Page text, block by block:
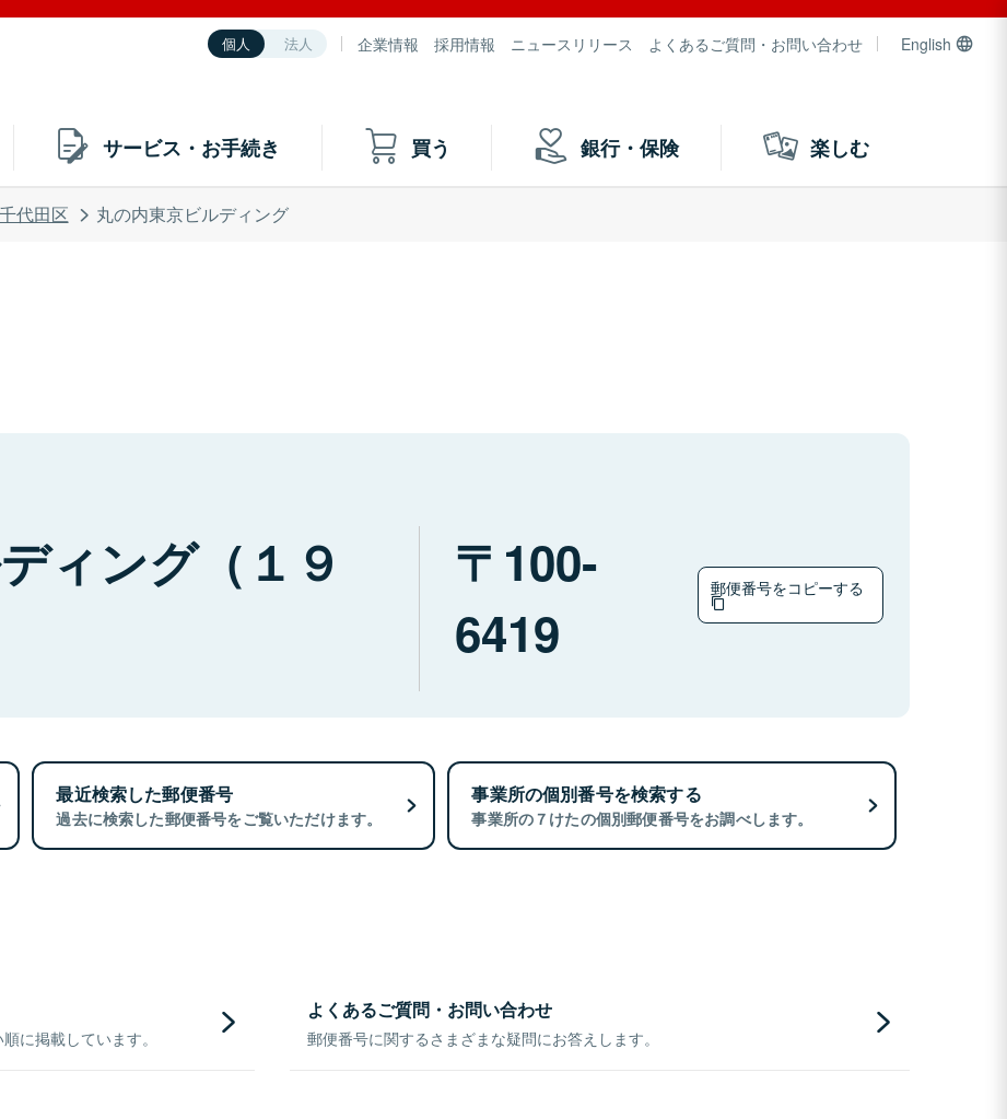
個人 法人 企業情報 採用情報 ニュースリリース よくあるご質問・お問い合わせ English
サービス・お手続き 買う 銀行・保険 楽しむ
千代田区 丸の内東京ビルディング
ィング（１９
100-
6419
郵便番号をコピーする
最近検索した郵便番号
過去に検索した郵便番号をご覧いただけます。
事業所の個別番号を検索する
事業所の７けたの個別郵便番号をお調べします。
に掲載しています。
よくあるご質問・お問い合わせ
郵便番号に関するさまざまな疑問にお答えします。